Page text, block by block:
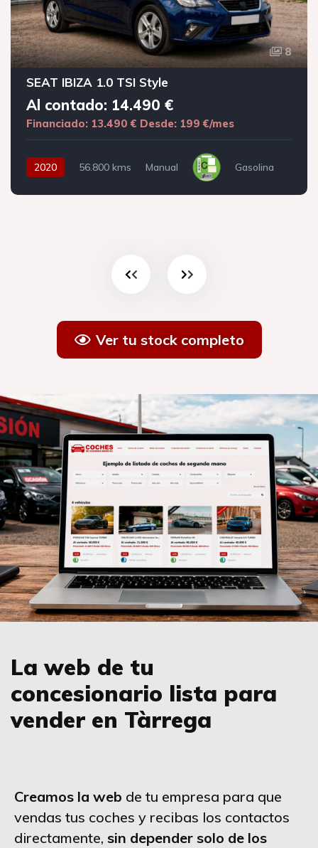
8
SEAT IBIZA 1.0 TSI Style
Al contado: 14.490 €
Financiado: 13.490 € Desde: 199 €/mes
2020 56.800 kms Manual Gasolina
Ver tu stock completo
La web de tu
concesionario lista para
vender en Tàrrega
Creamos la web de tu empresa para que
vendas tus coches y recibas los contactos
directamente, sin depender solo de los